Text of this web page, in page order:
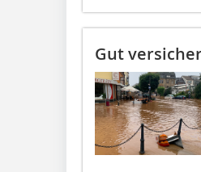
Gut